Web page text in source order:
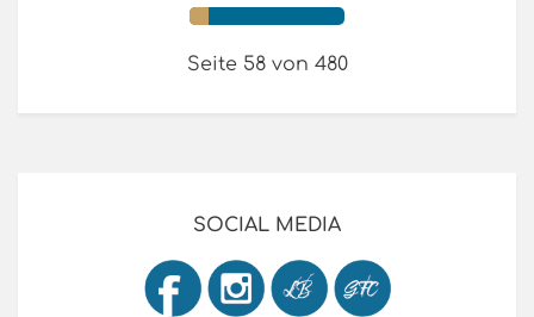
Seite 58 von 480
SOCIAL MEDIA